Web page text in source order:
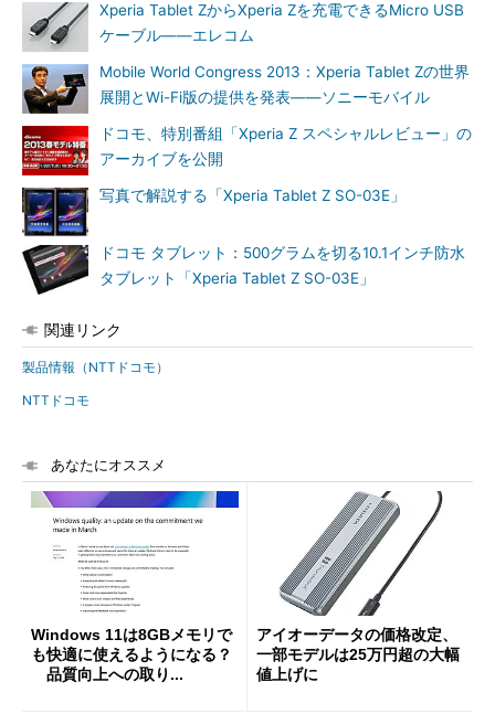
Xperia Tablet ZからXperia Zを充電できるMicro USB
ケーブル――エレコム
Mobile World Congress 2013：Xperia Tablet Zの世界
展開とWi-Fi版の提供を発表――ソニーモバイル
ドコモ、特別番組「Xperia Z スペシャルレビュー」の
アーカイブを公開
写真で解説する「Xperia Tablet Z SO-03E」
ドコモ タブレット：500グラムを切る10.1インチ防水
タブレット「Xperia Tablet Z SO-03E」
関連リンク
製品情報（NTTドコモ）
NTTドコモ
あなたにオススメ
Windows 11は8GBメモリで
も快適に使えるようになる？
品質向上への取り...
アイオーデータの価格改定、
一部モデルは25万円超の大幅
値上げに